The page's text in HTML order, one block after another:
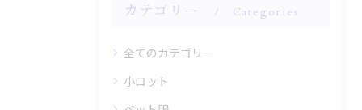
カテゴリー Categories
全てのカテゴリー
小ロット